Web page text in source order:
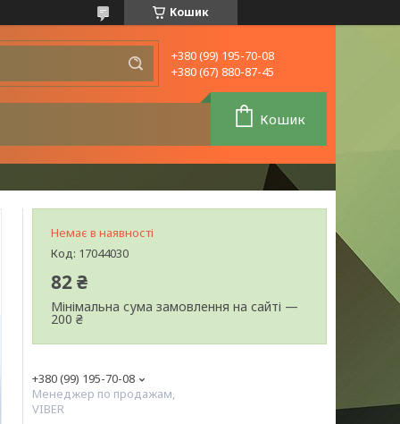
Кошик
+380 (99) 195-70-08
+380 (67) 880-87-45
Кошик
Немає в наявності
Код: 17044030
82 ₴
Мінімальна сума замовлення на сайті —
200 ₴
+380 (99) 195-70-08
Менеджер по продажам,
VIBER